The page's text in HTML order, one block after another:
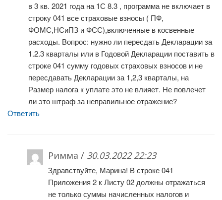
в 3 кв. 2021 года на 1С 8.3 , программа не включает в
строку 041 все страховые взносы ( ПФ,
ФОМС,НСиПЗ и ФСС),включенные в косвенные
расходы. Вопрос: нужно ли пересдать Декларации за
1.2.3 кварталы или в Годовой Декларации поставить в
строке 041 сумму годовых страховых взносов и не
пересдавать Декларации за 1,2,3 кварталы, на
Размер налога к уплате это не влияет. Не повлечет
ли это штраф за неправильное отражение?
Ответить
Римма / 30.03.2022 22:23
Здравствуйте, Марина! В строке 041
Приложения 2 к Листу 02 должны отражаться
не только суммы начисленных налогов и